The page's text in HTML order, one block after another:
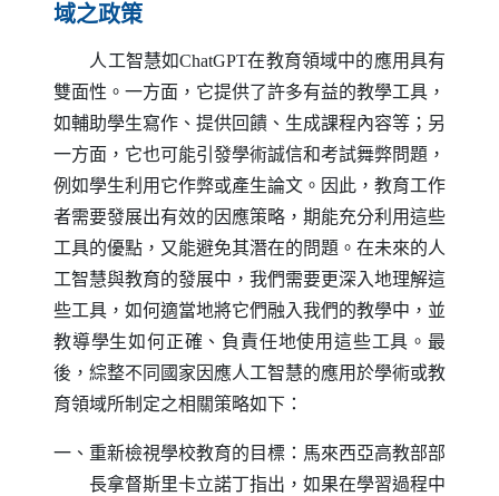
域之政策
人工智慧如ChatGPT在教育領域中的應用具有
雙面性。一方面，它提供了許多有益的教學工具，
如輔助學生寫作、提供回饋、生成課程內容等；另
一方面，它也可能引發學術誠信和考試舞弊問題，
例如學生利用它作弊或產生論文。因此，教育工作
者需要發展出有效的因應策略，期能充分利用這些
工具的優點，又能避免其潛在的問題。在未來的人
工智慧與教育的發展中，我們需要更深入地理解這
些工具，如何適當地將它們融入我們的教學中，並
教導學生如何正確、負責任地使用這些工具。最
後，綜整不同國家因應人工智慧的應用於學術或教
育領域所制定之相關策略如下：
一、重新檢視學校教育的目標：馬來西亞高教部部
長拿督斯里卡立諾丁指出，如果在學習過程中